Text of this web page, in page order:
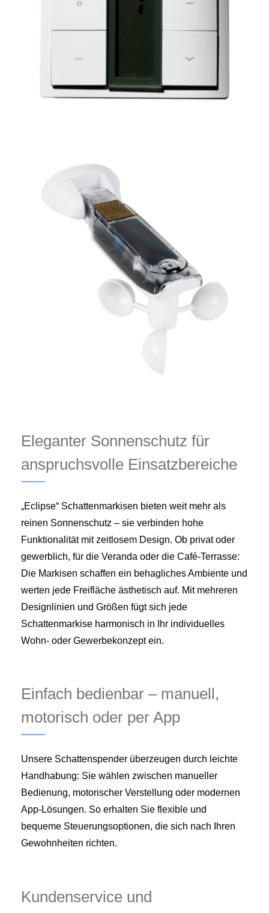
Eleganter Sonnenschutz für
anspruchsvolle Einsatzbereiche
„Eclipse“ Schattenmarkisen bieten weit mehr als
reinen Sonnenschutz – sie verbinden hohe
Funktionalität mit zeitlosem Design. Ob privat oder
gewerblich, für die Veranda oder die Café-Terrasse:
Die Markisen schaffen ein behagliches Ambiente und
werten jede Freifläche ästhetisch auf. Mit mehreren
Designlinien und Größen fügt sich jede
Schattenmarkise harmonisch in Ihr individuelles
Wohn- oder Gewerbekonzept ein.
Einfach bedienbar – manuell,
motorisch oder per App
Unsere Schattenspender überzeugen durch leichte
Handhabung: Sie wählen zwischen manueller
Bedienung, motorischer Verstellung oder modernen
App-Lösungen. So erhalten Sie flexible und
bequeme Steuerungsoptionen, die sich nach Ihren
Gewohnheiten richten.
Kundenservice und